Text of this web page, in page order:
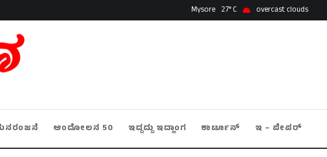
Mysore 27 overcast clouds
ಆಂದೋಲನ 50 ಇದ್ದದ್ದು ಇದ್ಹಾಂಗ ಕಾರ್ಟೂನ್ ಇ – ಪೇಪರ್